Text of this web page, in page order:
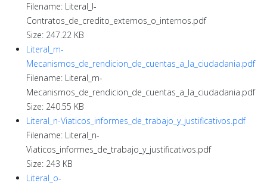
Filename: Literal_l-
Contratos_de_credito_externos_o_internos.pdf
Size: 247.22 KB
Literal_m-
Mecanismos_de_rendicion_de_cuentas_a_la_ciudadania.pdf
Filename: Literal_m-
Mecanismos_de_rendicion_de_cuentas_a_la_ciudadania.pdf
Size: 240.55 KB
Literal_n-Viaticos_informes_de_trabajo_y_justificativos.pdf
Filename: Literal_n-
Viaticos_informes_de_trabajo_y_justificativos.pdf
Size: 243 KB
Literal_o-